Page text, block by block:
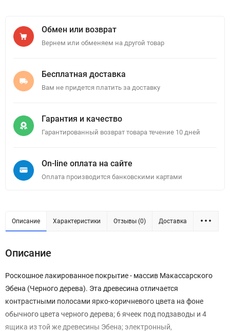
Обмен или возврат
Вернем или обменяем на другой товар
Бесплатная доставка
Вам не придется платить за доставку
Гарантия и качество
Гарантированный возврат товара течение 10 дней
On-line оплата на сайте
Оплата производится банковскими картами
Описание Характеристики Отзывы (0) Доставка
Описание
Роскошное лакированное покрытие - массив Макассарского
Эбена (Черного дерева). Эта древесина отличается
контрастными полосами ярко-коричневого цвета на фоне
обычного цвета черного дерева; 6 ячеек под подзаводы и 4
ящика из той же древесины Эбена; электронный,